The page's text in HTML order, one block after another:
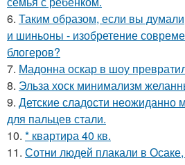
6. Таким образом, если вы
и шиньоны - изобретение
блогеров?
7. Мадонна оскар в шоу
8. Эльза хоск минимализм
9. Детские сладости неожиданно
для пальцев стали.
10. * квартира 40 кв.
11. Сотни людей плакали в